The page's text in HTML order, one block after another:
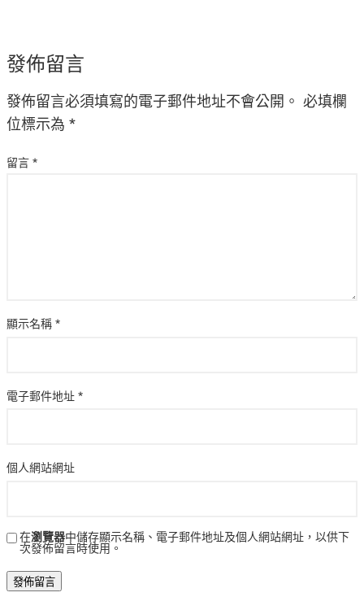
發佈留言
發佈留言必須填寫的電子郵件地址不會公開。 必填欄
位標示為 *
留言 *
顯示名稱 *
電子郵件地址 *
個人網站網址
在瀏覽器中儲存顯示名稱、電子郵件地址及個人網站網址，以供下
次發佈留言時使用。